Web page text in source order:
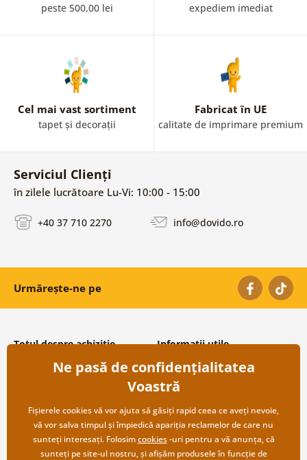
peste 500,00 lei expediem imediat
Cel mai vast sortiment
tapet și decorații
Fabricat în UE
calitate de imprimare premium
Serviciul Clienți
în zilele lucrătoare Lu-Vi: 10:00 - 15:00
+40 37 710 2270 info@dovido.ro
Urmărește-ne pe
Totul despre achiziție
Condiții și termeni generali
Protecția datelor personale
Transport și modalități de plată
Returnare
Informații utile
Despre noi
Întrebări frecvente
Contacte
Cooperare angro
Ne pasă de confidențialitatea
Voastră
Fișierele cookies vă vor ajuta să găsiți rapid ceea ce aveți nevoie,
vă vor salva timpul și împiedică apariția reclamelor de care nu
sunteți interesați. Folosimcookies-uri pentru a vă anunța, că
sunteți pe site-ul nostru, și afișăm produsele în funcție de